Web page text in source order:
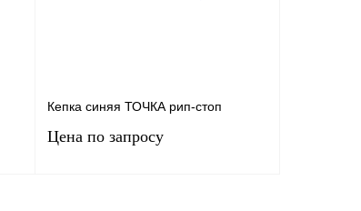
Кепка синяя ТОЧКА рип-стоп
Цена по запросу